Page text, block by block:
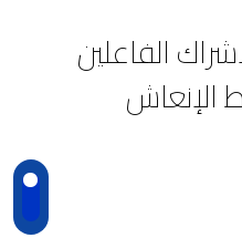
الفاعلين
الإنعاش